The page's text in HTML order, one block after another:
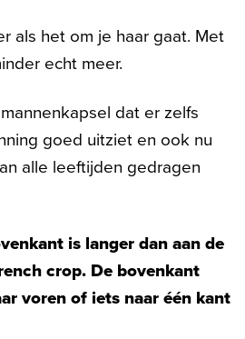
als het om je haar gaat. Met
echt meer.
dat er zelfs
goed uitziet en ook nu
alle leeftijden gedragen
is langer dan aan de
crop. De bovenkant
voren of iets naar één kant